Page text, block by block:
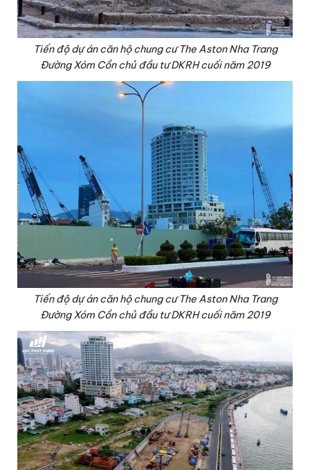
Tiến độ dự án căn hộ chung cư The Aston Nha Trang
Đường Xóm Cồn chủ đầu tư DKRH cuối năm 2019
Tiến độ dự án căn hộ chung cư The Aston Nha Trang
Đường Xóm Cồn chủ đầu tư DKRH cuối năm 2019